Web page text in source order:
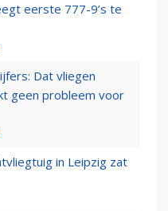
eerste 777-9’s te
Dat vliegen
geen probleem voor
in Leipzig zat